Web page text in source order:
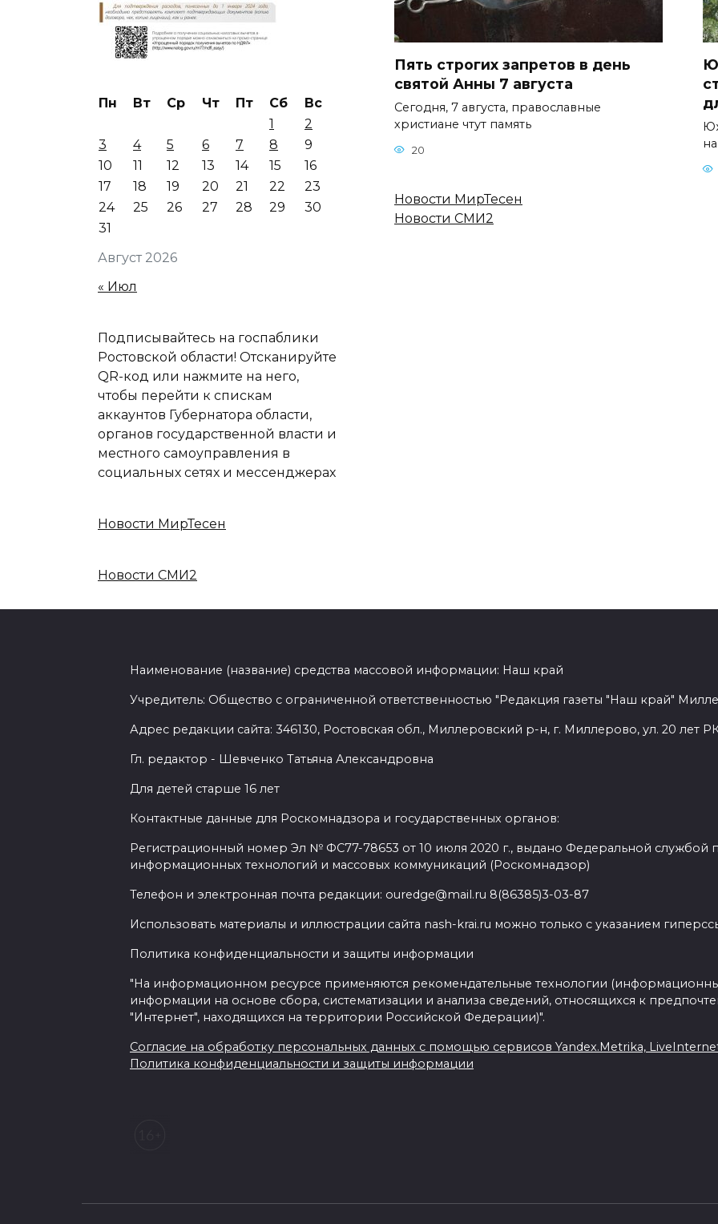
Пять строгих запретов в день
святой Анны 7 августа
Сегодня, 7 августа, православные
христиане чтут память
20
Новости МирТесен
Новости СМИ2
Август 2026
Пн Вт Ср Чт Пт Сб
Вс
1
2
3
4 5 6 7 8
9
10
11 12 13 14 15
16
17
18 19 20 21 22
23
24
25 26 27 28 29
30
31
« Июл
Подписывайтесь на госпаблики
Ростовской области! Отсканируйте
QR-код или нажмите на него,
чтобы перейти к спискам
аккаунтов Губернатора области,
органов государственной власти и
местного самоуправления в
социальных сетях и мессенджерах
Новости МирТесен
Новости СМИ2
Наименование (название) средства массовой информации: Наш край
Учредитель: Общество с ограниченной ответственностью "Редакция газеты "Наш край"
Адрес редакции сайта: 346130, Ростовская обл., Миллеровский р-н, г. Миллерово, ул. 20 лет
Гл. редактор - Шевченко Татьяна Александровна
Для детей старше 16 лет
Контактные данные для Роскомнадзора и государственных органов:
Регистрационный номер Эл № ФС77-78653 от 10 июля 2020 г., выдано Федеральной службой
информационных технологий и массовых коммуникаций (Роскомнадзор)
Телефон и электронная почта редакции: ouredge@mail.ru 8(86385)3-03-87
Использовать материалы и иллюстрации сайта nash-krai.ru можно только с указанием
Политика конфиденциальности и защиты информации
"На информационном ресурсе применяются рекомендательные технологии
информации на основе сбора, систематизации и анализа сведений, относящихся к
"Интернет", находящихся на территории Российской Федерации)".
Согласие на обработку персональных данных с помощью сервисов Yandex.Metrika,
Политика конфиденциальности и защиты информации